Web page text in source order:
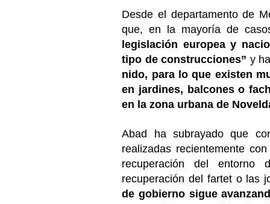
Desde el departamento de
que, en la mayoría de
legislación europea y
tipo de construcciones” y
nido, para lo que existen
en jardines, balcones o
en la zona urbana de
Abad ha subrayado que
realizadas recientemente
recuperación del
recuperación del fartet o las
de gobierno sigue